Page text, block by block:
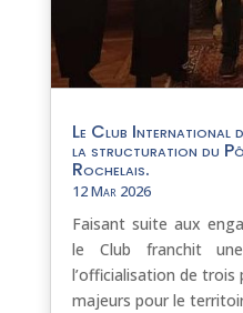
Le Club International
la structuration du
Rochelais.
12 Mar 2026
Faisant suite aux
le Club franchit
l’officialisation de
majeurs pour le